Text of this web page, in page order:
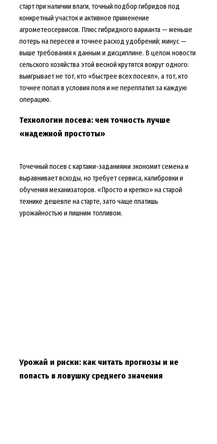
старт при наличии влаги, точный подбор гибридов под
конкретный участок и активное применение
агрометеосервисов. Плюс гибридного варианта — меньше
потерь на пересев и точнее расход удобрений; минус —
выше требования к данным и дисциплине. В целом новости
сельского хозяйства этой весной крутятся вокруг одного:
выигрывает не тот, кто «быстрее всех посеял», а тот, кто
точнее попал в условия поля и не переплатил за каждую
операцию.
Технологии посева: чем точность лучше
«надежной простоты»
Точечный посев с картами-заданиями экономит семена и
выравнивает всходы, но требует сервиса, калибровки и
обучения механизаторов. «Просто и крепко» на старой
технике дешевле на старте, зато чаще платишь
урожайностью и лишним топливом.
Урожай и риски: как читать прогнозы и не
попасть в ловушку среднего значения